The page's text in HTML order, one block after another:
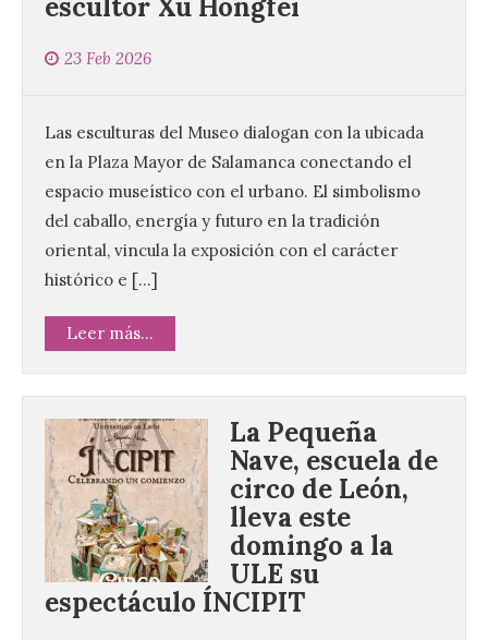
escultor Xu Hongfei
23 Feb 2026
Las esculturas del Museo dialogan con la ubicada
en la Plaza Mayor de Salamanca conectando el
espacio museístico con el urbano. El simbolismo
del caballo, energía y futuro en la tradición
oriental, vincula la exposición con el carácter
histórico e […]
Leer más...
La Pequeña
Nave, escuela de
circo de León,
lleva este
domingo a la
ULE su
espectáculo ÍNCIPIT